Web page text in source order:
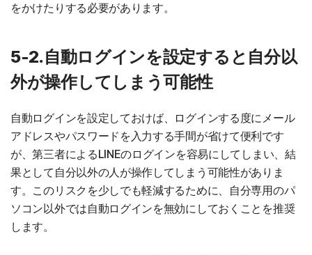
をかけたりする必要があります。
5-2.自動ログインを設定すると自分以
外が操作してしまう可能性
自動ログインを設定しておけば、ログインする度にメール
アドレスやパスワードを入力する手間が省けて便利です
が、第三者によるLINEのログインを容易にしてしまい、結
果として自分以外の人が操作してしまう可能性がありま
す。このリスクを少しでも軽減するために、自分専用のパ
ソコン以外では自動ログインを無効にしておくことを推奨
します。